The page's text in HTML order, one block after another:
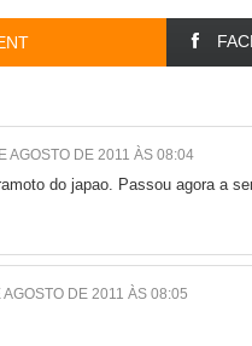
AGOSTO DE 2011 ÀS 08:04
do japao. Passou agora a
AGOSTO DE 2011 ÀS 08:05